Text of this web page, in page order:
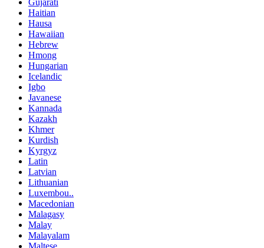
Gujarati
Haitian
Hausa
Hawaiian
Hebrew
Hmong
Hungarian
Icelandic
Igbo
Javanese
Kannada
Kazakh
Khmer
Kurdish
Kyrgyz
Latin
Latvian
Lithuanian
Luxembou..
Macedonian
Malagasy
Malay
Malayalam
Maltese